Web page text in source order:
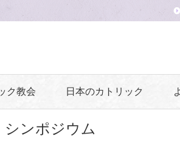
ク教会 日本のカトリック
シンポジウム